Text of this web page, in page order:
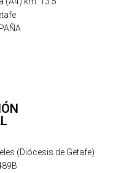
(Diócesis de Getafe)